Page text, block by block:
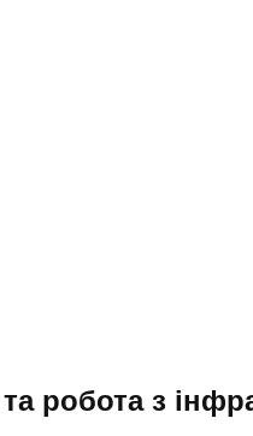
робота з